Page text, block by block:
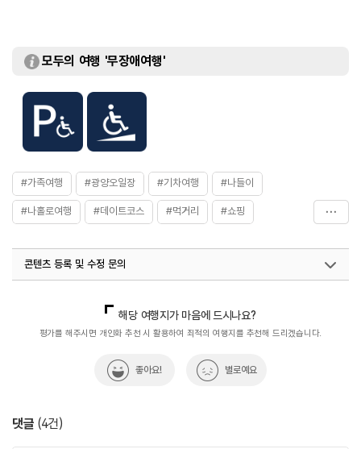
모두의 여행 '무장애여행'
#가족여행 #광양오일장 #기차여행 #나들이
#나홀로여행 #데이트코스 #먹거리 #쇼핑
#전라권 #전통시장
콘텐츠 등록 및 수정 문의
열린관광콘텐츠팀(열린관광-모두의여행)
033-738-3425
해당 여행지가 마음에 드시나요?
평가를 해주시면 개인화 추천 시 활용하여 최적의 여행지를 추천해 드리겠습니다.
좋아요! 별로예요
댓글 (4건)